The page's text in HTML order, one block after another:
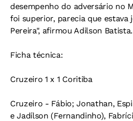
desempenho do adversário no
foi superior, parecia que estava
Pereira", afirmou Adilson Batista.
Ficha técnica:
Cruzeiro 1 x 1 Coritiba
Cruzeiro - Fábio; Jonathan,
e Jadílson (Fernandinho),